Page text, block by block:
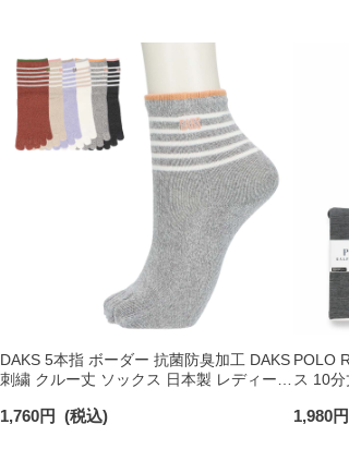
DAKS 5本指 ボーダー 抗菌防臭加工 DAKS
刺繍 クルー丈 ソックス 日本製 レディース
1,760円 (税込)
POLO
ス 10
1,980円